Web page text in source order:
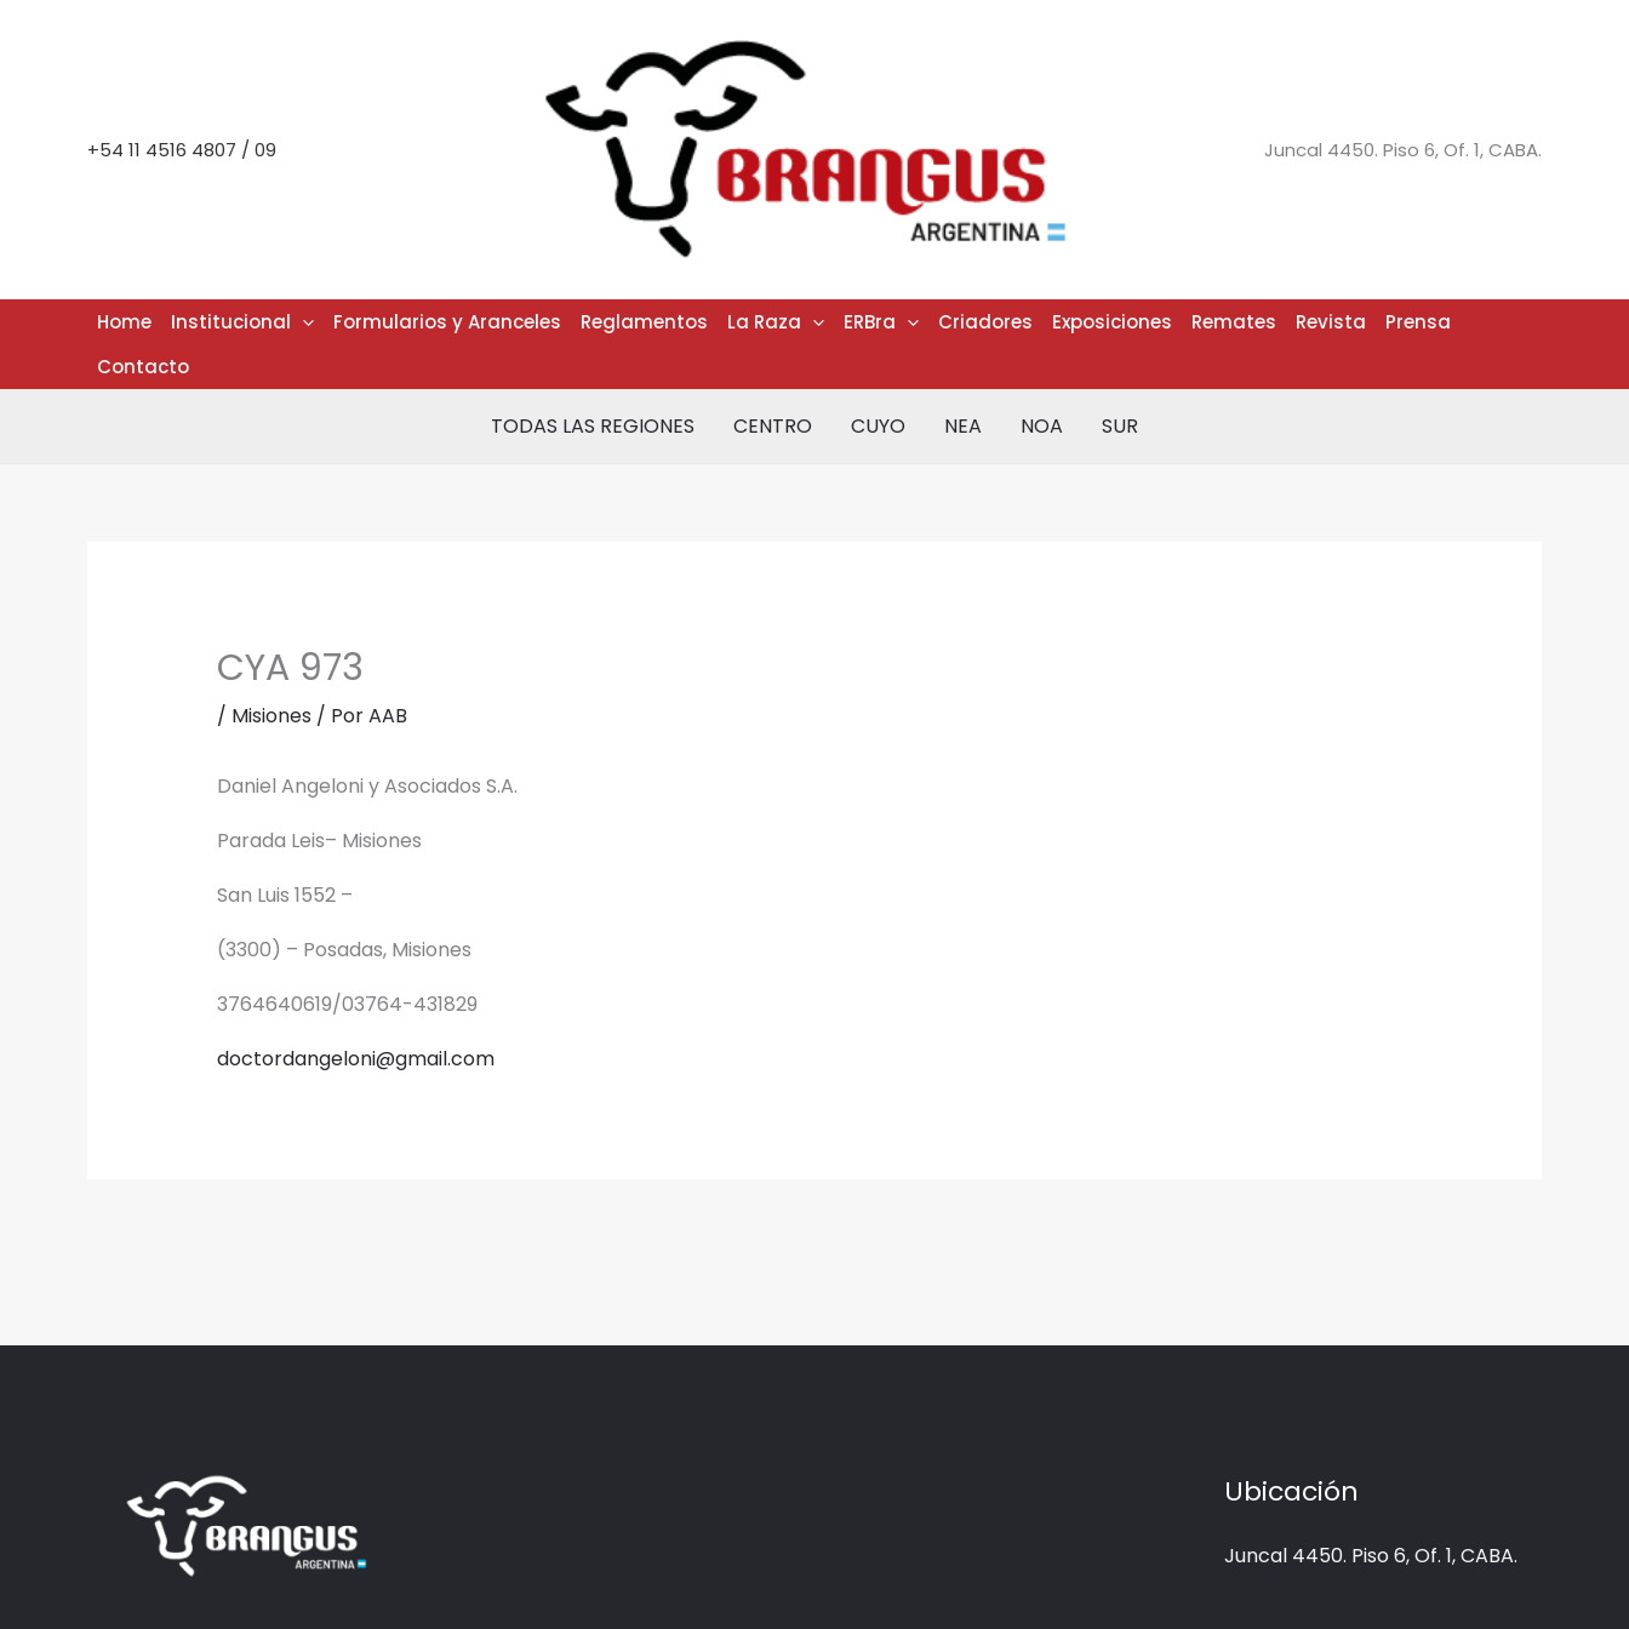
+54 11 4516 4807 / 09 Juncal 4450. Piso 6, Of. 1, CABA.
Home Institucional Formularios y Aranceles Reglamentos La Raza ERBra Criadores Exposiciones Remates Revista
Prensa
Contacto
TODAS LAS REGIONES CENTRO CUYO NEA NOA SUR
CYA 973
/ Misiones / PorAAB
Daniel Angeloni y Asociados S.A.
Parada Leis– Misiones
San Luis 1552 –
(3300) – Posadas, Misiones
3764640619/03764-431829
doctordangeloni@gmail.com
Ubicación
Juncal 4450. Piso 6, Of. 1, CABA.